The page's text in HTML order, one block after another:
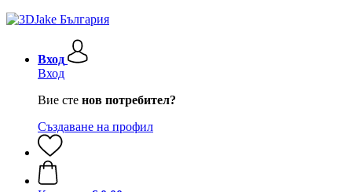
Вход
Вход
Вие сте нов потребител?
Създаване на профил